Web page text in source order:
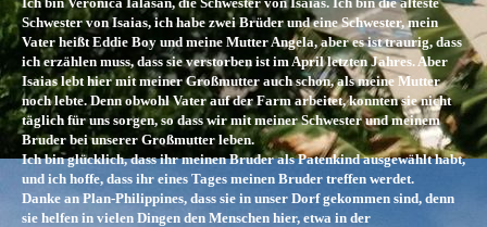
Schwester von Isaias, ich habe zwei Brüder und eine Schwester, mein
Vater heißt Eddie Boy und meine Mutter Angela, aber es ist traurig, dass
ich erzählen muss, dass sie verstorben ist im April letzten Jahres. Aber
Isaias lebt hier mit meiner Großmutter auch schon, als meine Mutter
noch lebte. Denn obwohl Vater auf der Farm arbeitet, konnten sie nicht
täglich für uns sorgen, so dass wir mit meiner Schwester und meinem
Bruder bei unserer Großmutter leben.
Ich bin glücklich, dass ihr meinen Bruder als Patenkind ausgewählt habt,
und ich hoffe, dass ihr eines Tages meinen Bruder treffen werdet.
Danke an Plan-Philippines, dass sie in unser Dorf gekommen sind, denn
sie helfen in vielen Dingen den Menschen hier, etwa in der